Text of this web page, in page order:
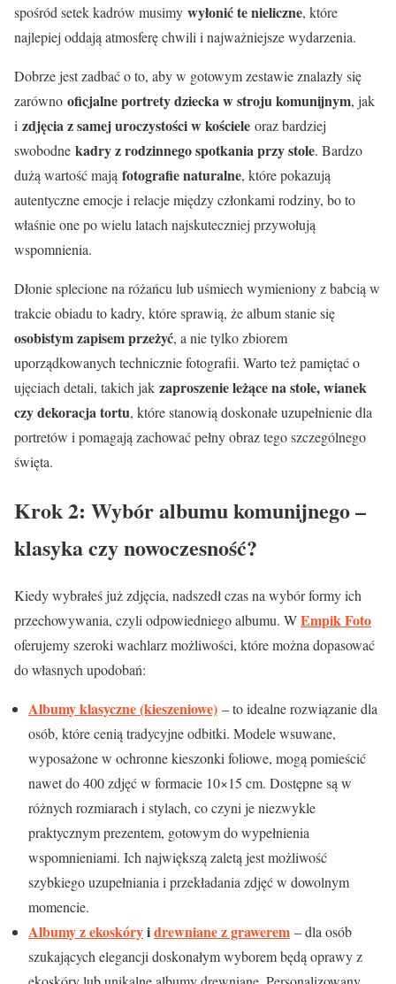
spośród setek kadrów musimy wyłonić te nieliczne, które
najlepiej oddają atmosferę chwili i najważniejsze wydarzenia.
Dobrze jest zadbać o to, aby w gotowym zestawie znalazły się
zarówno oficjalne portrety dziecka w stroju komunijnym, jak
i zdjęcia z samej uroczystości w kościele oraz bardziej
swobodne kadry z rodzinnego spotkania przy stole. Bardzo
dużą wartość mają fotografie naturalne, które pokazują
autentyczne emocje i relacje między członkami rodziny, bo to
właśnie one po wielu latach najskuteczniej przywołują
wspomnienia.
Dłonie splecione na różańcu lub uśmiech wymieniony z babcią w
trakcie obiadu to kadry, które sprawią, że album stanie się
osobistym zapisem przeżyć, a nie tylko zbiorem
uporządkowanych technicznie fotografii. Warto też pamiętać o
ujęciach detali, takich jak zaproszenie leżące na stole, wianek
czy dekoracja tortu, które stanowią doskonałe uzupełnienie dla
portretów i pomagają zachować pełny obraz tego szczególnego
święta.
Krok 2: Wybór albumu komunijnego –
klasyka czy nowoczesność?
Kiedy wybrałeś już zdjęcia, nadszedł czas na wybór formy ich
przechowywania, czyli odpowiedniego albumu. WEmpik Foto
oferujemy szeroki wachlarz możliwości, które można dopasować
do własnych upodobań:
Albumy klasyczne (kieszeniowe) – to idealne rozwiązanie dla
osób, które cenią tradycyjne odbitki. Modele wsuwane,
wyposażone w ochronne kieszonki foliowe, mogą pomieścić
nawet do 400 zdjęć w formacie 10×15 cm. Dostępne są w
różnych rozmiarach i stylach, co czyni je niezwykle
praktycznym prezentem, gotowym do wypełnienia
wspomnieniami. Ich największą zaletą jest możliwość
szybkiego uzupełniania i przekładania zdjęć w dowolnym
momencie.
Albumy z ekoskóryidrewniane z grawerem – dla osób
szukających elegancji doskonałym wyborem będą oprawy z